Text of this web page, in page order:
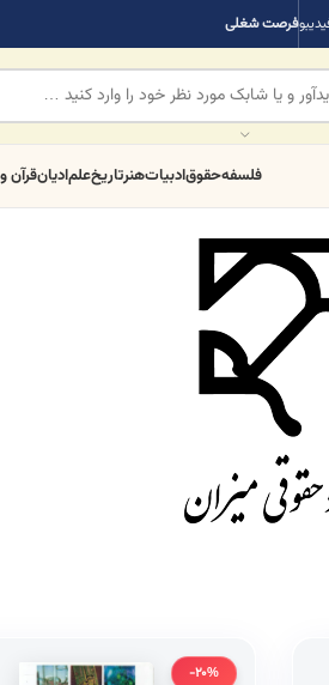
فرصت شغلی
فلسفهحقوقادبیاتهنرتاریخعلمادیانقرآن
-20%